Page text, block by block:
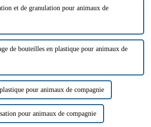
et de granulation pour animaux de
de bouteilles en plastique pour animaux de
pour animaux de compagnie
pour animaux de compagnie